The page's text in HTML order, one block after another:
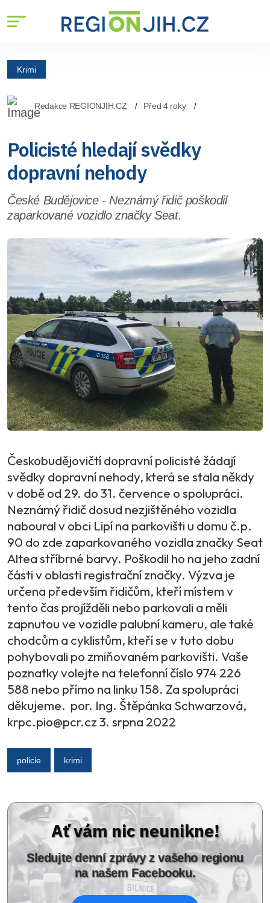
Krimi
Redakce REGIONJIH.CZ Před 4 roky
Policisté hledají svědky
dopravní nehody
České Budějovice - Neznámý řidič poškodil
zaparkované vozidlo značky Seat.
Českobudějovičtí dopravní policisté žádají
svědky dopravní nehody, která se stala někdy
v době od 29. do 31. července o spolupráci.
Neznámý řidič dosud nezjištěného vozidla
naboural v obci Lipí na parkovišti u domu č.p.
90 do zde zaparkovaného vozidla značky Seat
Altea stříbrné barvy. Poškodil ho na jeho zadní
části v oblasti registrační značky. Výzva je
určena především řidičům, kteří místem v
tento čas projížděli nebo parkovali a měli
zapnutou ve vozidle palubní kameru, ale také
chodcům a cyklistům, kteří se v tuto dobu
pohybovali po zmiňovaném parkovišti. Vaše
poznatky volejte na telefonní číslo 974 226
588 nebo přímo na linku 158. Za spolupráci
děkujeme. por. Ing. Štěpánka Schwarzová,
krpc.pio@pcr.cz 3. srpna 2022
policie krimi
Ať vám nic neunikne!
Sledujte denní zprávy z vašeho regionu
na našem Facebooku.